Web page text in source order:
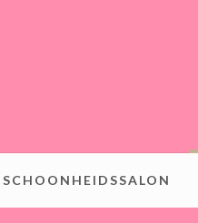
SCHOONHEIDSSALON